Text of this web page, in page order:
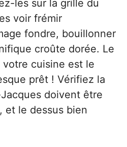
les sur la grille du
voir frémir
fondre, bouillonner
croûte dorée. Le
cuisine est le
prêt ! Vérifiez la
doivent être
et le dessus bien